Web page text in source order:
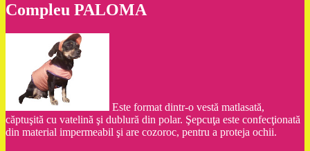
Compleu PALOMA
Este format dintr-o vestă matlasată,
căptuşită cu vatelină şi dublură din polar. Şepcuţa este confecţionată
din material impermeabil şi are cozoroc, pentru a proteja ochii.